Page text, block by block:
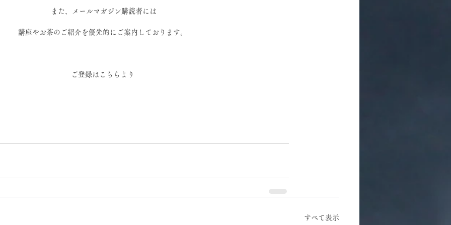
また、メールマガジン購読者には
講座やお茶のご紹介を優先的にご案内しております。
  ご登録はこちらより
すべて表示